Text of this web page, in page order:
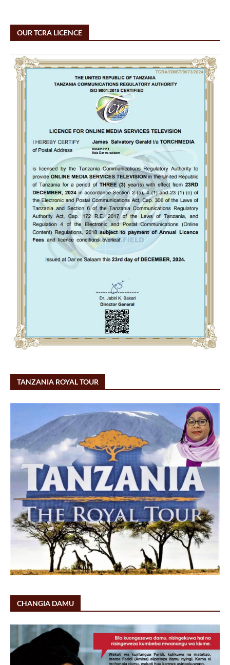
OUR TCRA LICENCE
TANZANIA ROYAL TOUR
CHANGIA DAMU